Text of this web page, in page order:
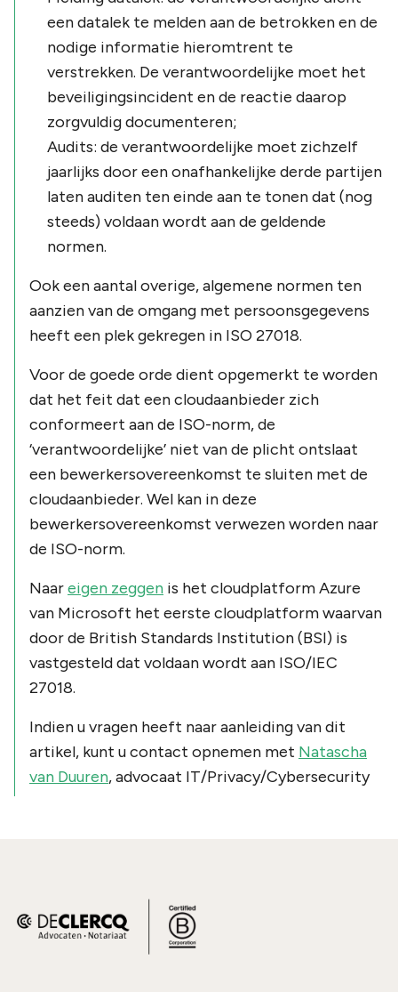
een datalek te melden aan de betrokken en de
nodige informatie hieromtrent te
verstrekken. De verantwoordelijke moet het
beveiligingsincident en de reactie daarop
zorgvuldig documenteren;
Audits: de verantwoordelijke moet zichzelf
jaarlijks door een onafhankelijke derde partijen
laten auditen ten einde aan te tonen dat (nog
steeds) voldaan wordt aan de geldende
normen.
Ook een aantal overige, algemene normen ten
aanzien van de omgang met persoonsgegevens
heeft een plek gekregen in ISO 27018.
Voor de goede orde dient opgemerkt te worden
dat het feit dat een cloudaanbieder zich
conformeert aan de ISO-norm, de
‘verantwoordelijke’ niet van de plicht ontslaat
een bewerkersovereenkomst te sluiten met de
cloudaanbieder. Wel kan in deze
bewerkersovereenkomst verwezen worden naar
de ISO-norm.
Naareigen zeggen is het cloudplatform Azure
van Microsoft het eerste cloudplatform waarvan
door de British Standards Institution (BSI) is
vastgesteld dat voldaan wordt aan ISO/IEC
27018.
Indien u vragen heeft naar aanleiding van dit
artikel, kunt u contact opnemen met Natascha
van Duuren, advocaat IT/Privacy/Cybersecurity